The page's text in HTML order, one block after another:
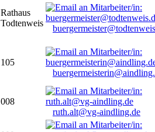
Rathaus
Todtenweis
105
008
ruth.alt@vg-aindling.de